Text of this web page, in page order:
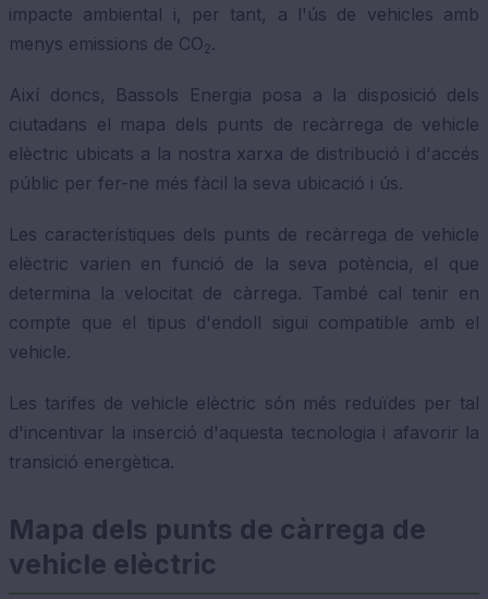
impacte ambiental i, per tant, a l'ús de vehicles amb
menys emissions de CO2.
Així doncs, Bassols Energia posa a la disposició dels
ciutadans el mapa dels punts de recàrrega de vehicle
elèctric ubicats a la nostra xarxa de distribució i d'accés
públic per fer-ne més fàcil la seva ubicació i ús.
Les característiques dels punts de recàrrega de vehicle
elèctric varien en funció de la seva potència, el que
determina la velocitat de càrrega. També cal tenir en
compte que el tipus d'endoll sigui compatible amb el
vehicle.
Les tarifes de vehicle elèctric són més reduïdes per tal
d'incentivar la inserció d'aquesta tecnologia i afavorir la
transició energètica.
Mapa dels punts de càrrega de
vehicle elèctric